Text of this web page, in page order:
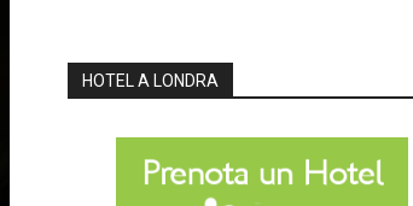
HOTEL A LONDRA